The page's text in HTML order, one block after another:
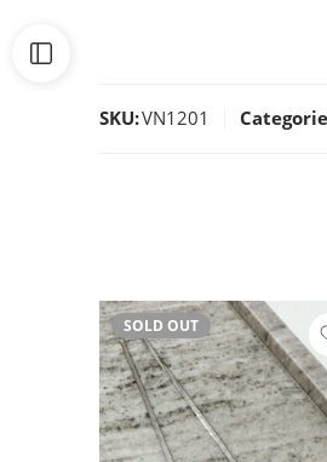
SKU:VN1201
SOLD OUT